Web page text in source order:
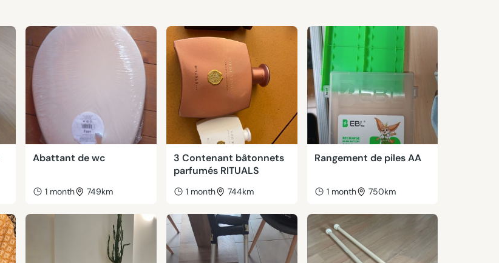
Abattant de wc
1 month 749km
3 Contenant bâtonnets
parfumés RITUALS
1 month 744km
Rangement de piles AA
1 month 750km